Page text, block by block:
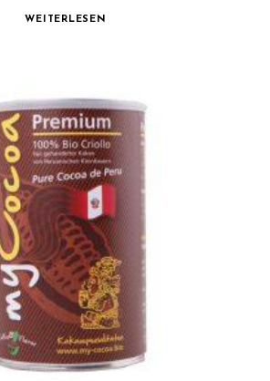
WEITERLESEN